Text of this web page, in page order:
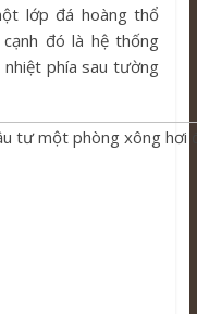
lớp đá hoàng thổ
đó là hệ thống
phía sau tường